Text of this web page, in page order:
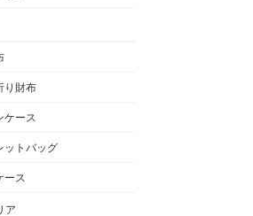
り財布
ケース
ットバッグ
ース
ア